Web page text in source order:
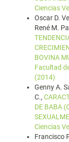
Ciencias
Oscar D.
René M.
BOVINA
Facultad
(2014)
Genny A.
C.,
DE BABA
Ciencias
Francisco